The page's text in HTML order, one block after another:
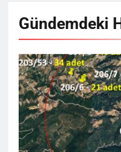
Gündemdeki